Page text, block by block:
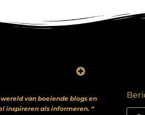
van boeiende blogs en
inspireren als informeren. “